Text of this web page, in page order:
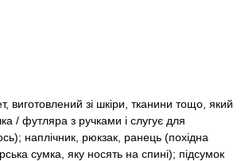
виготовлений зі шкіри, тканини тощо, який
/ футляра з ручками і слугує для
наплічник, рюкзак, ранець (похідна
сумка, яку носять на спині); підсумок